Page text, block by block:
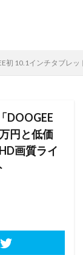
初 10.1インチタブレ
DOOGEE
円と低価
画質ライ